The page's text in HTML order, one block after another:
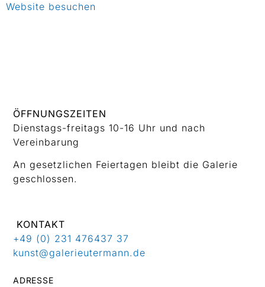
Website besuchen
ÖFFNUNGSZEITEN
Dienstags-freitags 10-16 Uhr und nach
Vereinbarung
An gesetzlichen Feiertagen bleibt die Galerie
geschlossen.
KONTAKT
+49 (0) 231 476437 37
kunst@galerieutermann.de
ADRESSE